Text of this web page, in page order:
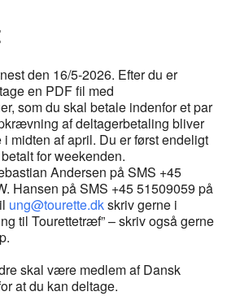
den 16/5-2026. Efter du er
en PDF fil med
som du skal betale indenfor et par
af deltagerbetaling bliver
midten af april. Du er først endeligt
for weekenden.
Andersen på SMS +45
Hansen på SMS +45 51509059 på
ung@tourette.dkskriv gerne i
til Tourettetræf” – skriv også gerne
skal være medlem af Dansk
at du kan deltage.